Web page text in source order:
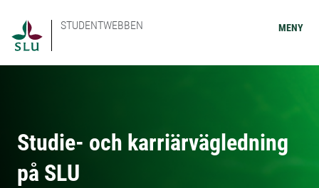
STUDENTWEBBEN MENY
Studie- och karriärvägledning
på SLU